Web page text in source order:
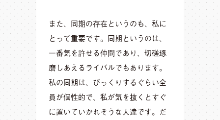
また、同期の存在というのも、私に
とって重要です。同期というのは、
一番気を許せる仲間であり、切磋琢
磨しあえるライバルでもあります。
私の同期は、びっくりするぐらい全
員が個性的で、私が気を抜くとすぐ
に置いていかれそうな人達です。だ